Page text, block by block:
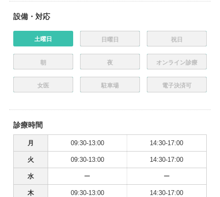
設備・対応
土曜日 日曜日 祝日
朝 夜 オンライン診療
女医 駐車場 電子決済可
診療時間
月 09:30-13:00 14:30-17:00
火 09:30-13:00 14:30-17:00
水 ー ー
木 09:30-13:00 14:30-17:00